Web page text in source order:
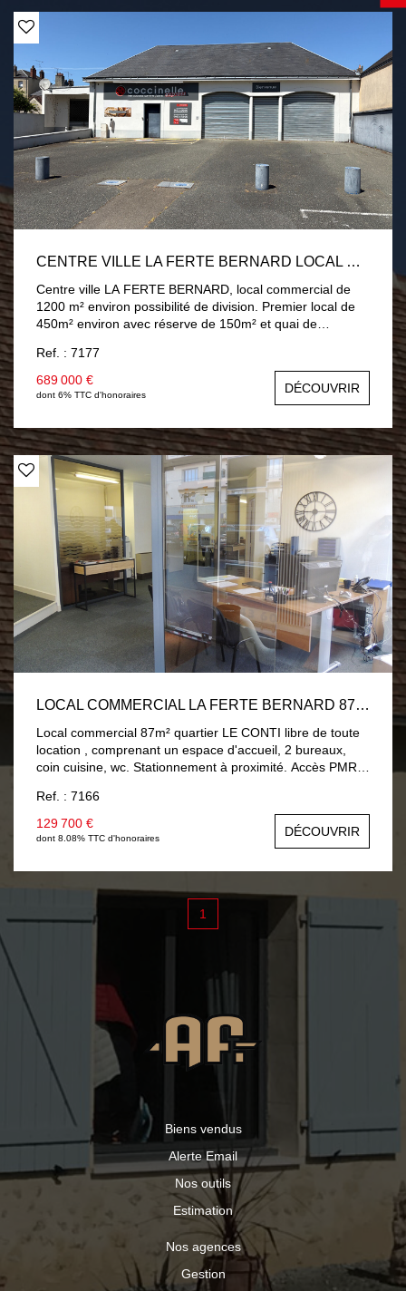
CENTRE VILLE LA FERTE BERNARD LOCAL COMMERCIAL1200M²
Centre ville LA FERTE BERNARD, local commercial de
1200 m² environ possibilité de division. Premier local de
450m² environ avec réserve de 150m² et quai de
environ avec partie annexe (bureau sanitaire). Parking
devant le local.
Ref. : 7177
689 000 €
dont 6% TTC d'honoraires DÉCOUVRIR
LOCAL COMMERCIAL LA FERTE BERNARD 87 M2
Local commercial 87m² quartier LE CONTI libre de toute
location , comprenant un espace d'accueil, 2 bureaux,
coin cuisine, wc. Stationnement à proximité. Accès PMR
Ref. : 7166
129 700 €
dont 8.08% TTC d'honoraires DÉCOUVRIR
1
Biens vendus
Alerte Email
Nos outils
Estimation
Nos agences
Gestion